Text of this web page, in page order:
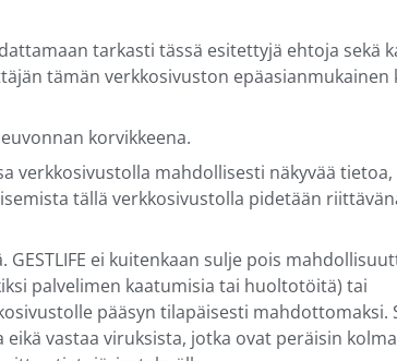
tarkasti tässä esitettyjä ehtoja sekä
tämän verkkosivuston epäasianmukainen
korvikkeena.
verkkosivustolla mahdollisesti näkyvää
tällä verkkosivustolla pidetään
ei kuitenkaan sulje pois
palvelimen kaatumisia tai huoltotöitä) tai
pääsyn tilapäisesti mahdottomaksi.
vastaa viruksista, jotka ovat peräisin